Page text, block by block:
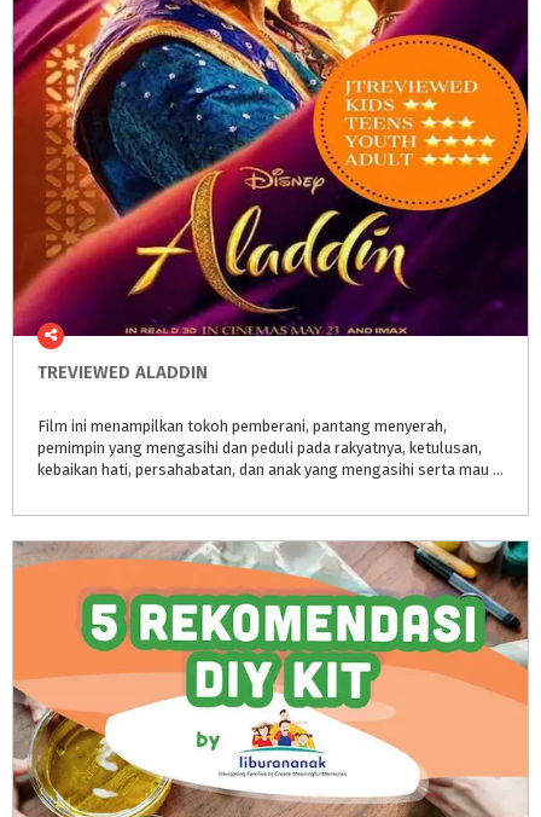
TREVIEWED ALADDIN
Film ini menampilkan tokoh pemberani, pantang menyerah,
pemimpin yang mengasihi dan peduli pada rakyatnya, ketulusan,
kebaikan hati, persahabatan, dan anak yang mengasihi serta mau berkorban bagi ayahnya. Film ini juga membawa pesan bahwa keserakahan dapa